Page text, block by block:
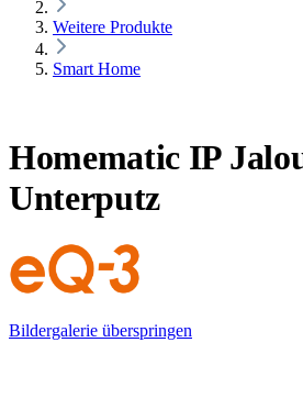
Weitere Produkte
Smart Home
Homematic IP
Unterputz
Bildergalerie überspringen